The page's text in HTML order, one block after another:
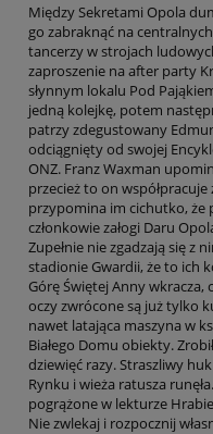
Między Sekretami Opola
go zabraknąć na
tancerzy w strojach
zaproszenie na after party
słynnym lokalu Pod
jedną kolejkę, potem
patrzy zdegustowany
odciągnięty od swojej
ONZ. Franz Waxman
przecież to on
przypomina im cichutko, że
członkowie załogi Daru
Zupełnie nie zgadzają się z
stadionie Gwardii, że to ich
Górę Świętej Anny wkracza,
oczy zwrócone są już tylko
nawet latająca maszyna w
Białego Domu obiekty.
dziewięć razy. Straszliwy
Rynku i wieża ratusza
pogrążone w lekturze
Nie zwlekaj i rozpocznij